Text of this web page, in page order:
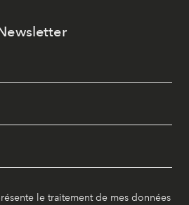
le traitement de mes données